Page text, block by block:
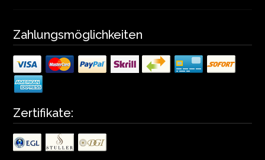
Zahlungsmöglichkeiten
Zertifikate: